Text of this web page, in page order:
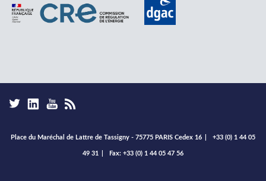
Place du Maréchal de Lattre de Tassigny - 75775 PARIS Cedex 16 +33 (0) 1 44 05
49 31 Fax: +33 (0) 1 44 05 47 56